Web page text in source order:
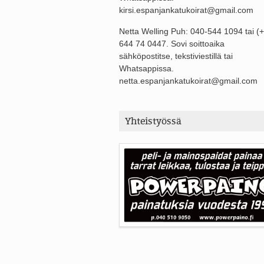
kirsi.espanjankatukoirat@gmail.com
Netta Welling Puh: 040-544 1094 tai
644 74 0447. Sovi soittoaika
sähköpostitse, tekstiviestillä tai
Whatsappissa.
netta.espanjankatukoirat@gmail.com
Yhteistyössä